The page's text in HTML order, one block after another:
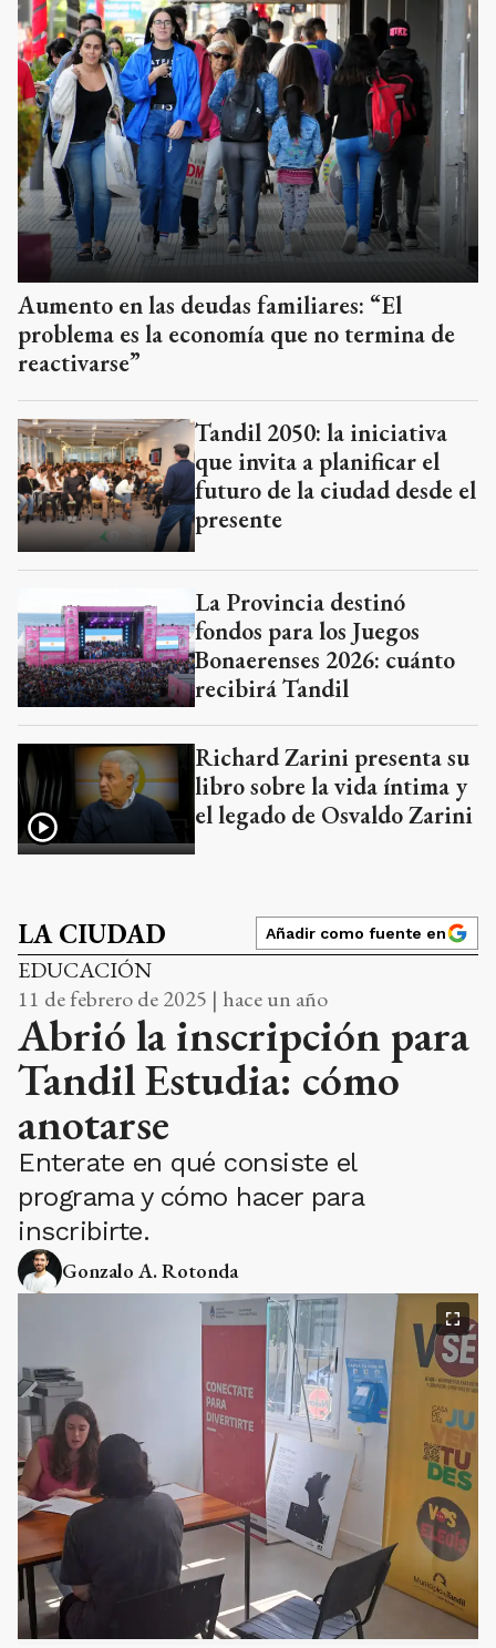
Aumento en las deudas familiares: “El
problema es la economía que no termina de
reactivarse”
Tandil 2050: la iniciativa
que invita a planificar el
futuro de la ciudad desde el
presente
La Provincia destinó
fondos para los Juegos
Bonaerenses 2026: cuánto
recibirá Tandil
Richard Zarini presenta su
libro sobre la vida íntima y
el legado de Osvaldo Zarini
LA CIUDAD Añadir como fuente en
EDUCACIÓN
11 de febrero de 2025 | hace un año
Abrió la inscripción para
Tandil Estudia: cómo
anotarse
Enterate en qué consiste el
programa y cómo hacer para
inscribirte.
Gonzalo A. Rotonda